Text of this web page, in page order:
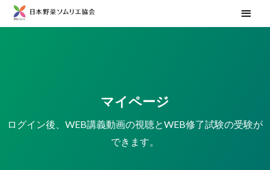
マイページ
ログイン後、WEB講義動画の視聴とWEB修了試験の受験が
できます。